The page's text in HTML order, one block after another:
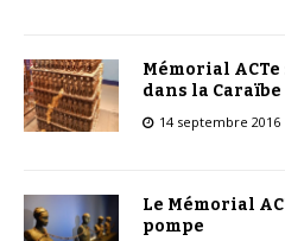
Mémorial
dans la Caraïbe
14 septembre 2016
Le Mémorial
pompe